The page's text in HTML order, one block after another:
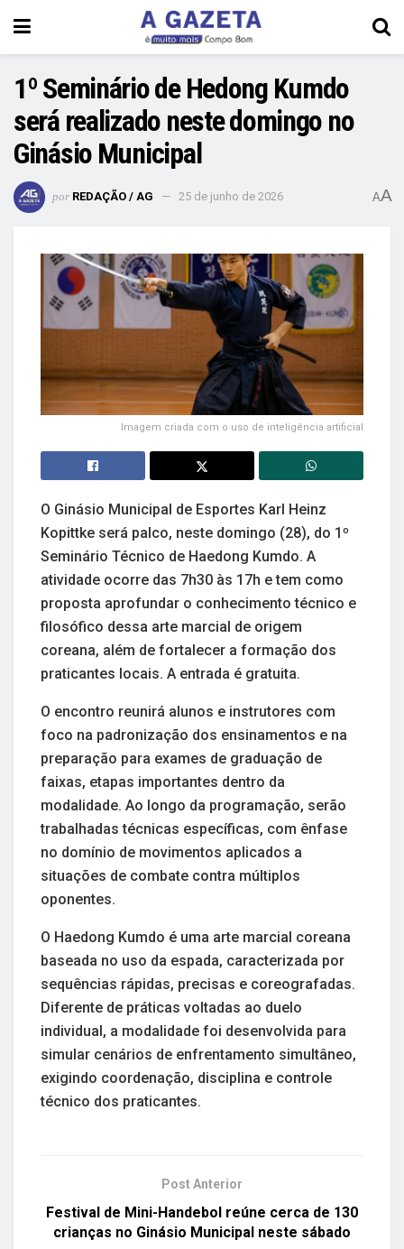
1º Seminário de Hedong Kumdo
será realizado neste domingo no
Ginásio Municipal
por REDAÇÃO / AG 25 de junho de 2026 AA
Imagem criada com o uso de inteligência artificial
O Ginásio Municipal de Esportes Karl Heinz
Kopittke será palco, neste domingo (28), do 1º
Seminário Técnico de Haedong Kumdo. A
atividade ocorre das 7h30 às 17h e tem como
proposta aprofundar o conhecimento técnico e
filosófico dessa arte marcial de origem
coreana, além de fortalecer a formação dos
praticantes locais. A entrada é gratuita.
O encontro reunirá alunos e instrutores com
foco na padronização dos ensinamentos e na
preparação para exames de graduação de
faixas, etapas importantes dentro da
modalidade. Ao longo da programação, serão
trabalhadas técnicas específicas, com ênfase
no domínio de movimentos aplicados a
situações de combate contra múltiplos
oponentes.
O Haedong Kumdo é uma arte marcial coreana
baseada no uso da espada, caracterizada por
sequências rápidas, precisas e coreografadas.
Diferente de práticas voltadas ao duelo
individual, a modalidade foi desenvolvida para
simular cenários de enfrentamento simultâneo,
exigindo coordenação, disciplina e controle
técnico dos praticantes.
Post Anterior
Festival de Mini-Handebol reúne cerca de 130
crianças no Ginásio Municipal neste sábado